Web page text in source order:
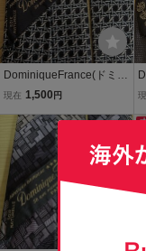
DominiqueFrance(ドミニ
クフランス)ネクタイ41
現在 1,500 円